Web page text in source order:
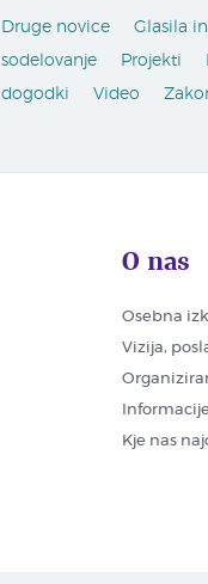
Druge novice Glasila
sodelovanje
Projekti
dogodki
Video
O nas
Osebna
Vizija,
Kje nas